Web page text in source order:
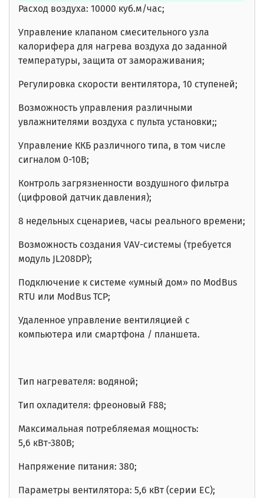
Расход воздуха: 10000 куб.м/час;
Управление клапаном смесительного узла
калорифера для нагрева воздуха до заданной
температуры, защита от замораживания;
Регулировка скорости вентилятора, 10 ступеней;
Возможность управления различными
увлажнителями воздуха с пульта установки;;
Управление ККБ различного типа, в том числе
сигналом 0-10В;
Контроль загрязненности воздушного фильтра
(цифровой датчик давления);
8 недельных сценариев, часы реального времени;
Возможность создания VAV-системы (требуется
модуль JL208DP);
Подключение к системе «умный дом» по ModBus
RTU или ModBus TCP;
Удаленное управление вентиляцией с
компьютера или смартфона / планшета.
Тип нагревателя: водяной;
Тип охладителя: фреоновый F88;
Максимальная потребляемая мощность:
5,6 кВт-380В;
Напряжение питания: 380;
Параметры вентилятора: 5,6 кВт (серии EC);